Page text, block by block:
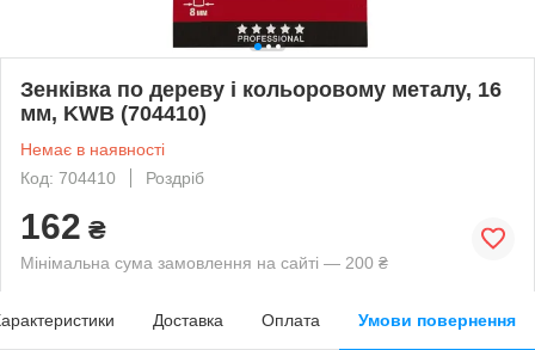
Зенківка по дереву і кольоровому металу, 16
мм, KWB (704410)
Немає в наявності
Код: 704410
Роздріб
162 ₴
Мінімальна сума замовлення на сайті — 200 ₴
Доставка Оплата Умови повернення